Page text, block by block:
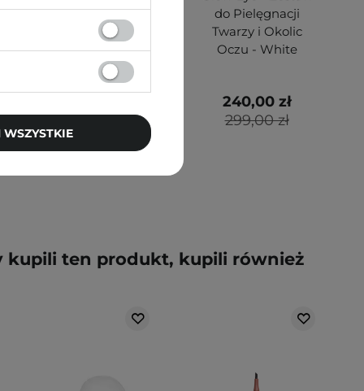
w Poduszce - 17N
Vanilla - 18g
109,00 zł
do Pielęgnacji
Twarzy i Okolic
Oczu - White
299,00 zł
240,00 zł
kupili ten produkt, kupili również